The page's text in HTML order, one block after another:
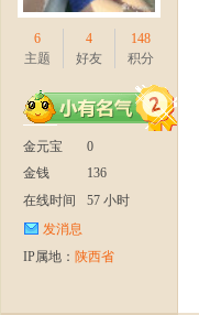
6
主题
4
好友
148
积分
金元宝
0
金钱
136
在线时间
57 小时
发消息
IP属地： 陕西省